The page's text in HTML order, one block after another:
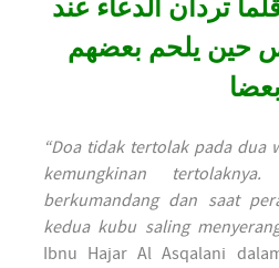
تردان الدعاء عند
حين يلحم بعضهم
بعضا
“Doa tidak tertolak pada dua
kemungkinan
berkumandang dan saat
kedua kubu saling
Ibnu Hajar Al Asqalani